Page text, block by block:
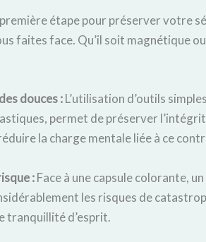
étape pour préserver votre
faites face. Qu’il soit magnétique
douces :L’utilisation d’outils
permet de préserver
la charge mentale liée à ce
:Face à une capsule colorante,
les risques de
tranquillité d’esprit.